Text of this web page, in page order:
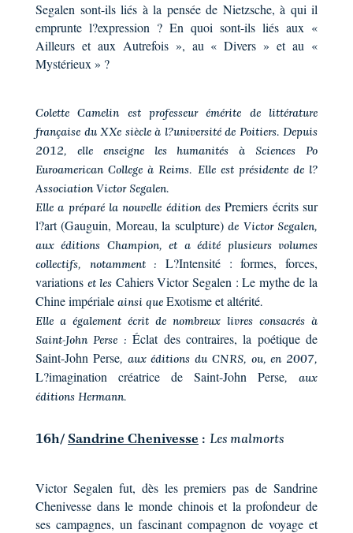
Segalen sont-ils liés à la pensée de Nietzsche, à qui il
emprunte l?expression ? En quoi sont-ils liés aux «
Ailleurs et aux Autrefois », au « Divers » et au «
Mystérieux » ?
Colette Camelin est professeur émérite de littérature
française du XXe siècle à l?université de Poitiers. Depuis
2012, elle enseigne les humanités à Sciences Po
Euroamerican College à Reims. Elle est présidente de l?
Association Victor Segalen.
Elle a préparé la nouvelle édition desPremiers écrits sur
l?art (Gauguin, Moreau, la sculpture)de Victor Segalen,
aux éditions Champion, et a édité plusieurs volumes
collectifs, notamment : L?Intensité : formes, forces,
variations et les Cahiers Victor Segalen : Le mythe de la
Chine impériale ainsi que Exotisme et altérité.
Elle a également écrit de nombreux livres consacrés à
Saint-John Perse :Éclat des contraires, la poétique de
Saint-John Perse, aux éditions du CNRS, ou, en 2007,
L?imagination créatrice de Saint-John Perse, aux
éditions Hermann.
16h/ Sandrine Chenivesse : Les malmorts
Victor Segalen fut, dès les premiers pas de Sandrine
Chenivesse dans le monde chinois et la profondeur de
ses campagnes, un fascinant compagnon de voyage et